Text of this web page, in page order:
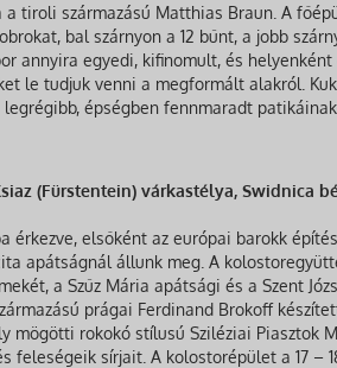
a tiroli származású Matthias Braun. A
bal szárnyon a 12 bűnt, a jobb
annyira egyedi, kifinomult, és
le tudjuk venni a megformált alakról.
épségben fennmaradt
(Fürstentein) várkastélya, Swidnica
érkezve, elsőként az európai barokk
apátságnál állunk meg. A
a Szűz Mária apátsági és a Szent
prágai Ferdinand Brokoff
mögötti rokokó stílusú Sziléziai Piasztok
feleségeik sírjait. A kolostorépület a 17 –